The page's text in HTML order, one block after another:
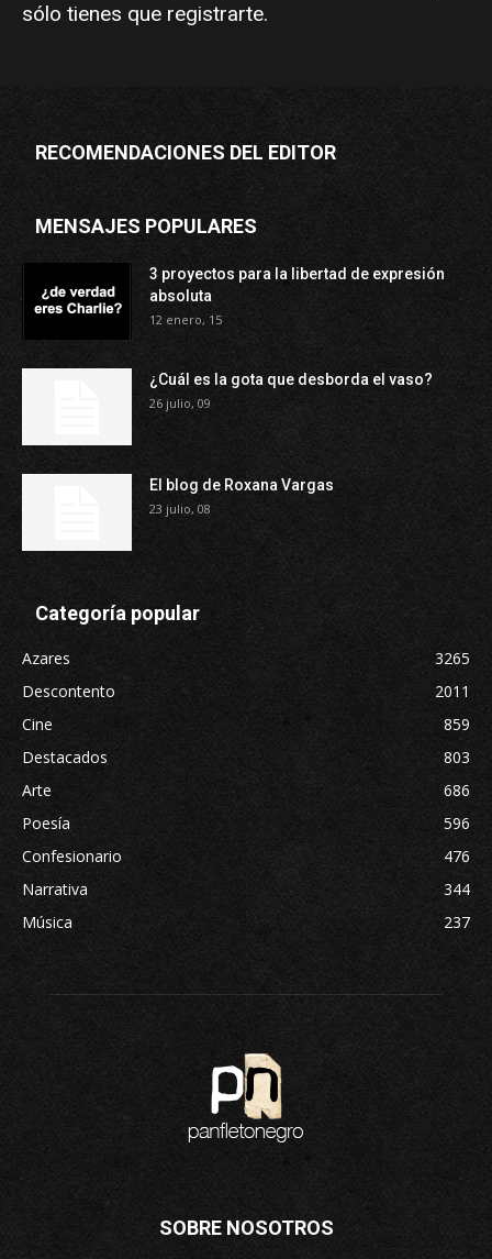
sólo tienes que registrarte.
RECOMENDACIONES DEL EDITOR
MENSAJES POPULARES
3 proyectos para la libertad de expresión
absoluta
12 enero, 15
¿Cuál es la gota que desborda el vaso?
26 julio, 09
El blog de Roxana Vargas
23 julio, 08
Categoría popular
Azares
3265
Descontento
2011
Cine
859
Destacados
803
Arte
686
Poesía
596
Confesionario
476
Narrativa
344
Música
237
SOBRE NOSOTROS